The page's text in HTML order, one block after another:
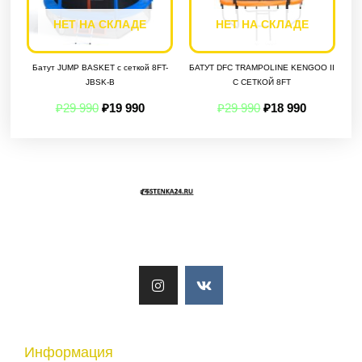
НЕТ НА СКЛАДЕ
Батут JUMP BASKET с сеткой 8FT-
JBSK-B
₽29 990 ₽19 990
НЕТ НА СКЛАДЕ
БАТУТ DFC TRAMPOLINE KENGOO II
С СЕТКОЙ 8FT
₽29 990 ₽18 990
t
a
Информация